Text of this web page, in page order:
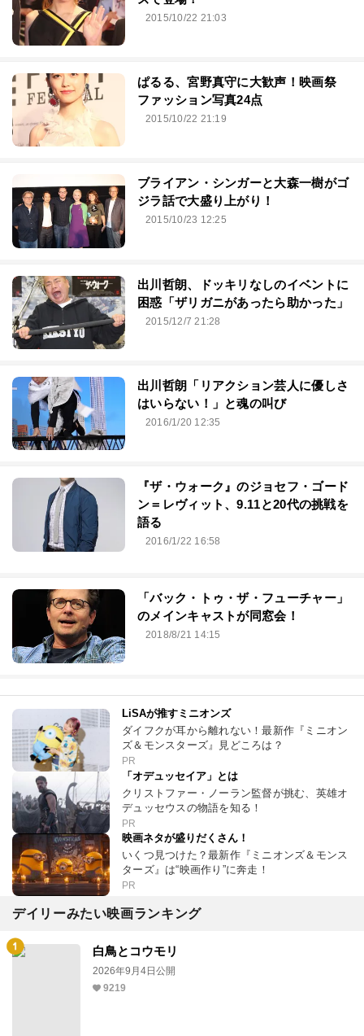
2015/10/22 21:03
ぱるる、宮野真守に大歓声！映画祭
ファッション写真24点
2015/10/22 21:19
ブライアン・シンガーと大森一樹がゴ
ジラ話で大盛り上がり！
2015/10/23 12:25
出川哲朗、ドッキリなしのイベントに
困惑「ザリガニがあったら助かった」
2015/12/7 21:28
出川哲朗「リアクション芸人に優しさ
はいらない！」と魂の叫び
2016/1/20 12:35
『ザ・ウォーク』のジョセフ・ゴード
ン＝レヴィット、9.11と20代の挑戦を
語る
2016/1/22 16:58
「バック・トゥ・ザ・フューチャー」
のメインキャストが同窓会！
2018/8/21 14:15
LiSAが推すミニオンズ
ダイフクが耳から離れない！最新作『ミニオン
ズ＆モンスターズ』見どころは？
PR
「オデュッセイア」とは
クリストファー・ノーラン監督が挑む、英雄オ
デュッセウスの物語を知る！
PR
映画ネタが盛りだくさん！
いくつ見つけた？最新作『ミニオンズ＆モンス
ターズ』は“映画作り”に奔走！
PR
デイリーみたい映画ランキング
白鳥とコウモリ
2026年9月4日公開
9219